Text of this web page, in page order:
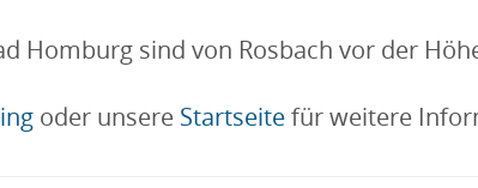
Homburg sind von Rosbach vor der
oder unsere Startseitefür weitere